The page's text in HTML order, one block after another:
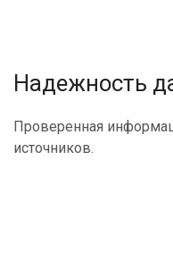
Надежность
Проверенная
источников.